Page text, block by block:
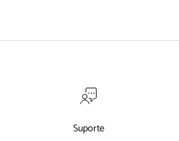
Suporte